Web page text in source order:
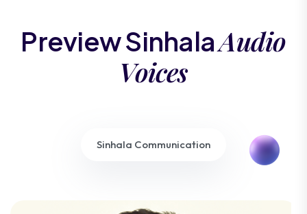
Preview SinhalaAudio
Voices
Sinhala Communication